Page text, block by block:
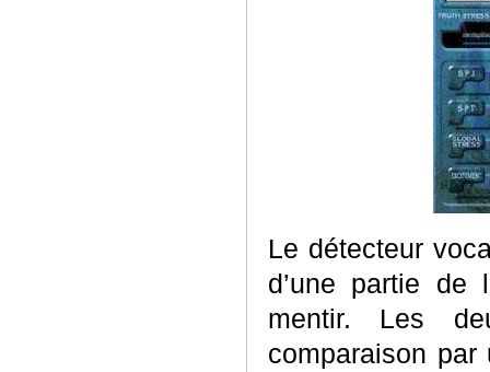
Le détecteur
d’une partie de
mentir. Les
comparaison par